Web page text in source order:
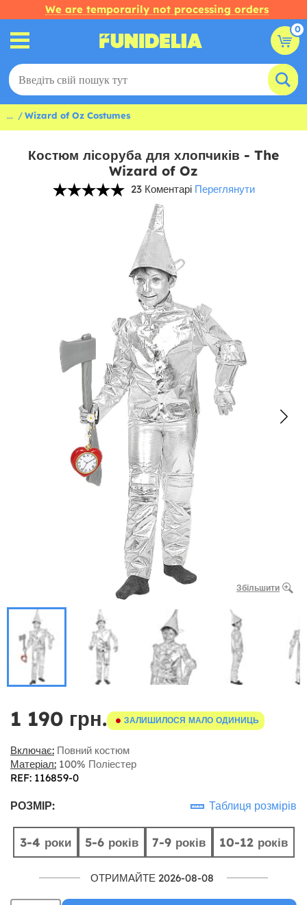
We are temporarily not processing orders
0
... Wizard of Oz Costumes
Костюм лісоруба для хлопчиків - The
Wizard of Oz
23 Коментарі Переглянути
Збільшити
1 190 грн. ЗАЛИШИЛОСЯ МАЛО ОДИНИЦЬ
Включає: Повний костюм
Матеріал: 100% Поліестер
REF: 116859-0
РОЗМІР: Таблиця розмірів
3-4 роки 5-6 років 7-9 років 10-12 років
ОТРИМАЙТЕ 2026-08-08